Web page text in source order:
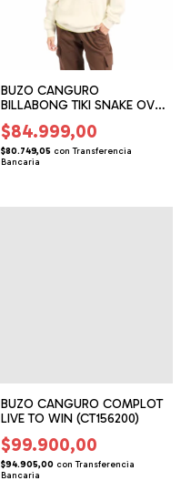
BUZO CANGURO
BILLABONG TIKI SNAKE OVER
(BG156224)
$84.999,00
$80.749,05 con Transferencia
Bancaria
BUZO CANGURO COMPLOT
LIVE TO WIN (CT156200)
$99.900,00
$94.905,00 con Transferencia
Bancaria